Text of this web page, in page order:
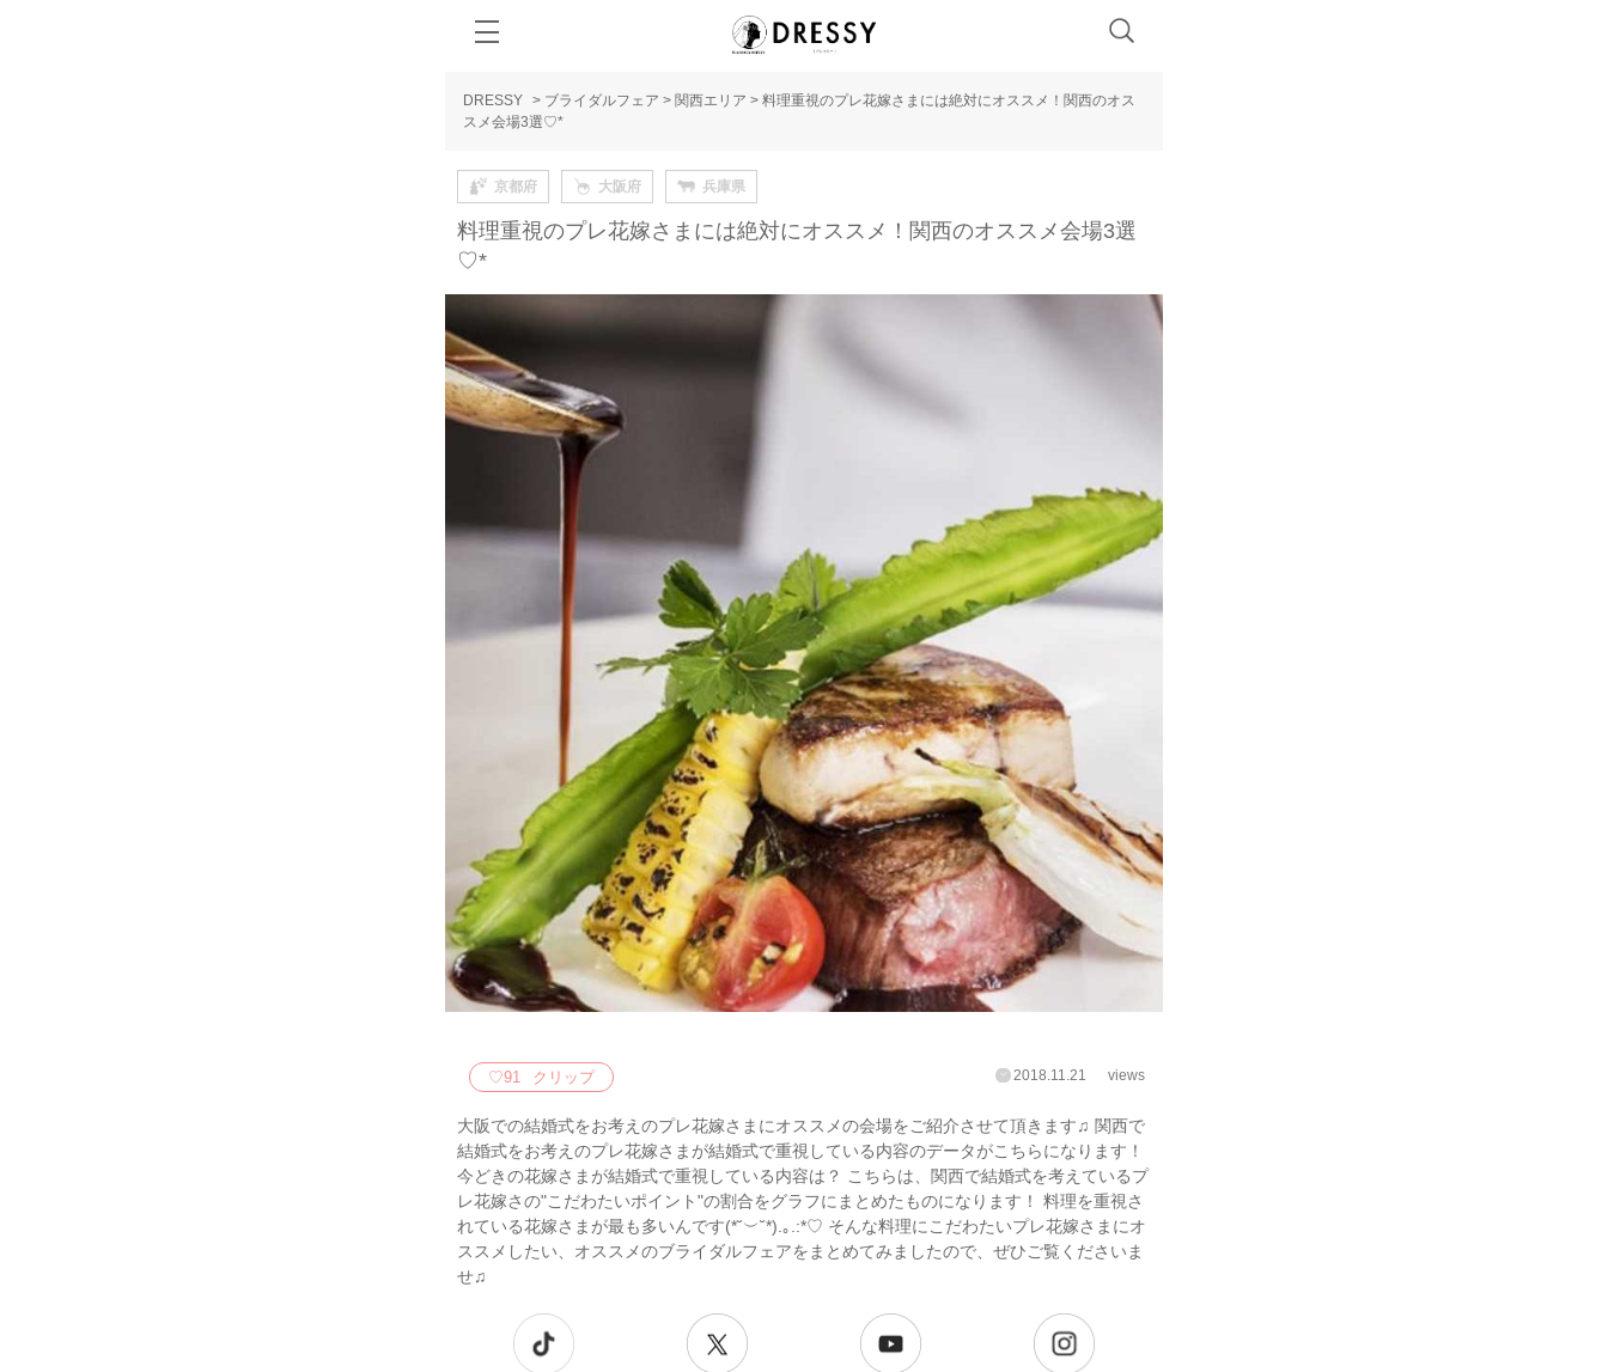
DRESSY > ブライダルフェア > 関西エリア > 料理重視のプレ花嫁さまには絶対にオススメ！関西のオス
スメ会場3選♡*
京都府 大阪府 兵庫県
料理重視のプレ花嫁さまには絶対にオススメ！関西のオススメ会場3選
♡*
♡91 クリップ 2018.11.21 views
大阪での結婚式をお考えのプレ花嫁さまにオススメの会場をご紹介させて頂きます♫ 関西で
結婚式をお考えのプレ花嫁さまが結婚式で重視している内容のデータがこちらになります！
今どきの花嫁さまが結婚式で重視している内容は？ こちらは、関西で結婚式を考えているプ
レ花嫁さの"こだわたいポイント"の割合をグラフにまとめたものになります！ 料理を重視さ
れている花嫁さまが最も多いんです(*˘︶˘*).｡.:*♡ そんな料理にこだわたいプレ花嫁さまにオ
ススメしたい、オススメのブライダルフェアをまとめてみましたので、ぜひご覧くださいま
せ♫